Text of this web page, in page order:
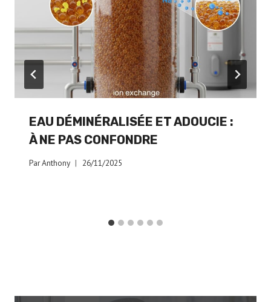
EAU DÉMINÉRALISÉE ET ADOUCIE :
À NE PAS CONFONDRE
ParAnthony 26/11/2025